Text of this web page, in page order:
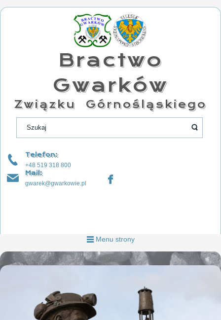
Bractwo
Gwarków
Związku Górnośląskiego
Telefon:
+48 519 318 800
Mail:
gwarek@gwarkowie.pl
Menu strony